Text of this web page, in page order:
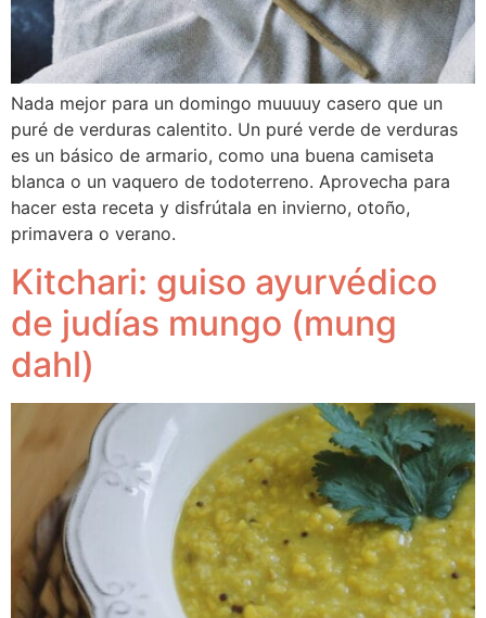
Nada mejor para un domingo muuuuy casero que un
puré de verduras calentito. Un puré verde de verduras
es un básico de armario, como una buena camiseta
blanca o un vaquero de todoterreno. Aprovecha para
hacer esta receta y disfrútala en invierno, otoño,
primavera o verano.
Kitchari: guiso ayurvédico
de judías mungo (mung
dahl)